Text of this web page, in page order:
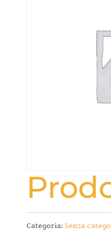
Categoria:Senza